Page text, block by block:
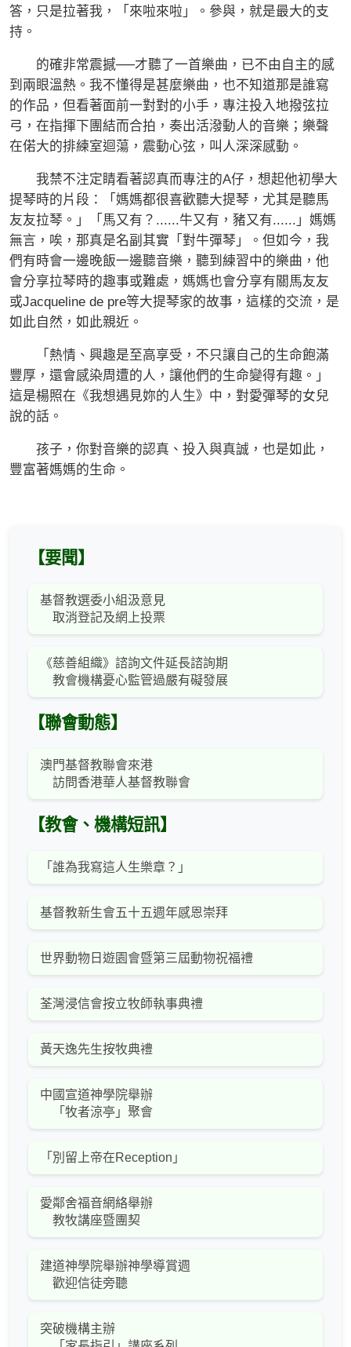
答，只是拉著我，「來啦來啦」。參與，就是最大的支
持。
的確非常震撼──才聽了一首樂曲，已不由自主的感
到兩眼溫熱。我不懂得是甚麼樂曲，也不知道那是誰寫
的作品，但看著面前一對對的小手，專注投入地撥弦拉
弓，在指揮下團結而合拍，奏出活潑動人的音樂；樂聲
在偌大的排練室迴蕩，震動心弦，叫人深深感動。
我禁不注定睛看著認真而專注的A仔，想起他初學大
提琴時的片段：「媽媽都很喜歡聽大提琴，尤其是聽馬
友友拉琴。」「馬又有？......牛又有，豬又有......」媽媽
無言，唉，那真是名副其實「對牛彈琴」。但如今，我
們有時會一邊晚飯一邊聽音樂，聽到練習中的樂曲，他
會分享拉琴時的趣事或難處，媽媽也會分享有關馬友友
或Jacqueline de pre等大提琴家的故事，這樣的交流，是
如此自然，如此親近。
「熱情、興趣是至高享受，不只讓自己的生命飽滿
豐厚，還會感染周遭的人，讓他們的生命變得有趣。」
這是楊照在《我想遇見妳的人生》中，對愛彈琴的女兒
說的話。
孩子，你對音樂的認真、投入與真誠，也是如此，
豐富著媽媽的生命。
【要聞】
基督教選委小組汲意見
取消登記及網上投票
《慈善組織》諮詢文件延長諮詢期
教會機構憂心監管過嚴有礙發展
【聯會動態】
澳門基督教聯會來港
訪問香港華人基督教聯會
【教會、機構短訊】
「誰為我寫這人生樂章？」
基督教新生會五十五週年感恩崇拜
世界動物日遊園會暨第三屆動物祝福禮
荃灣浸信會按立牧師執事典禮
黃天逸先生按牧典禮
中國宣道神學院舉辦
「牧者涼亭」聚會
「別留上帝在Reception」
愛鄰舍福音網絡舉辦
教牧講座暨團契
建道神學院舉辦神學導賞週
歡迎信徒旁聽
突破機構主辦